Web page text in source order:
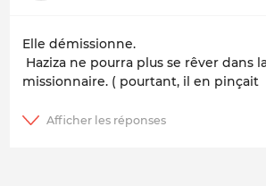
Elle démissionne.
Haziza ne pourra plus se rêver dans
missionnaire. ( pourtant, il en pinçait